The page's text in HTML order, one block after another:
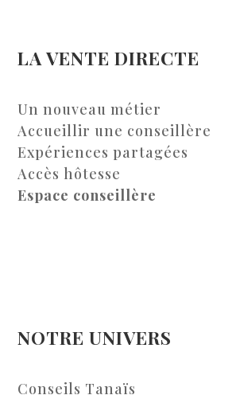
LA VENTE DIRECTE
Un nouveau métier
Accueillir une conseillère
Expériences partagées
Accès hôtesse
Espace conseillère
NOTRE UNIVERS
Conseils Tanaïs